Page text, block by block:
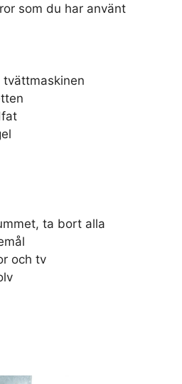
som du har använt
ta bort alla
och tv